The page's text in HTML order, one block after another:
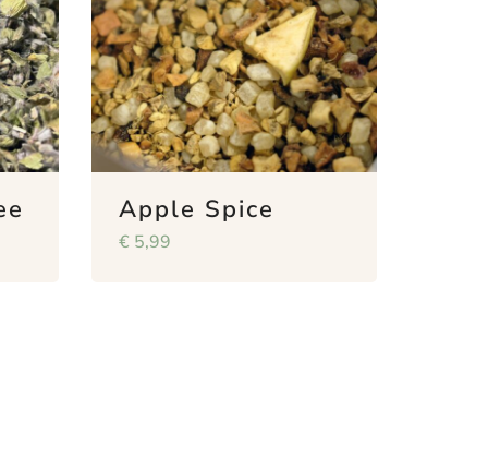
Apple Spice
€ 5,99